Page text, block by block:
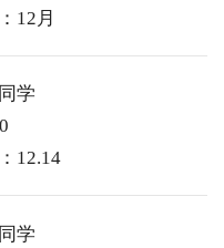
12月
学
12.14
学